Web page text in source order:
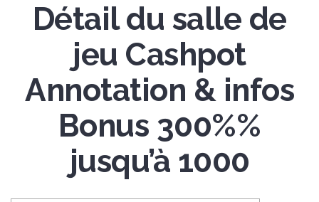
Détail du salle de
jeu Cashpot
Annotation & infos
Bonus 300%%
jusqu’à 1000